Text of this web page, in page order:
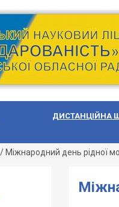
ДИСТАНЦІЙНА
/ Міжнародний день рідної